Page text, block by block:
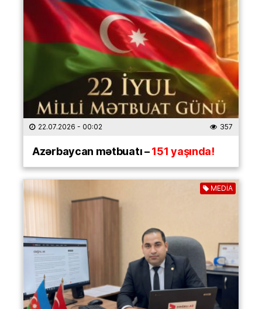
22.07.2026 - 00:02 357
Azərbaycan mətbuatı –151 yaşında!
MEDİA